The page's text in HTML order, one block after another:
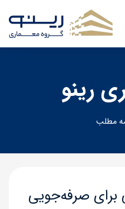
رینو
مطلب
برای صرفه‌جویی